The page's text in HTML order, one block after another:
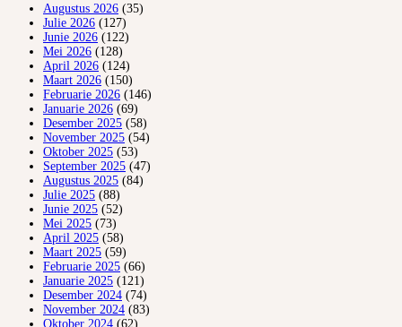
Augustus 2026 (35)
Julie 2026 (127)
Junie 2026 (122)
Mei 2026 (128)
April 2026 (124)
Maart 2026 (150)
Februarie 2026 (146)
Januarie 2026 (69)
Desember 2025 (58)
November 2025 (54)
Oktober 2025 (53)
September 2025 (47)
Augustus 2025 (84)
Julie 2025 (88)
Junie 2025 (52)
Mei 2025 (73)
April 2025 (58)
Maart 2025 (59)
Februarie 2025 (66)
Januarie 2025 (121)
Desember 2024 (74)
November 2024 (83)
Oktober 2024 (62)